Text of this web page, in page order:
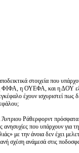
στοιχεία που
η ΦΙΦΑ, η ΟΥΕΦΑ, και η ΔΟΥ
έχουν ισχυριστεί πως
Άντριου Ράθερφορντ
ανησυχίες που υπάρχουν
με την άνοια δεν έχει
σχέση ανάμεσά στις